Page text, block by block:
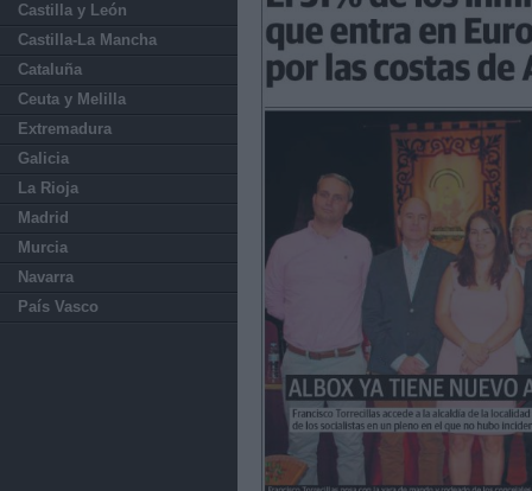
Castilla y León
Castilla-La Mancha
Cataluña
Ceuta y Melilla
Extremadura
Galicia
La Rioja
Madrid
Murcia
Navarra
País Vasco